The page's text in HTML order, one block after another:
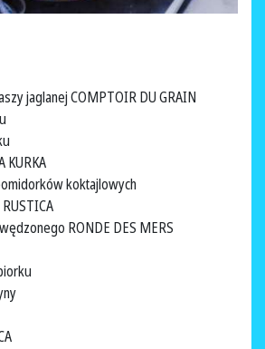
jaglanej COMPTOIR DU GRAIN
KURKA
koktajlowych
RONDE DES MERS